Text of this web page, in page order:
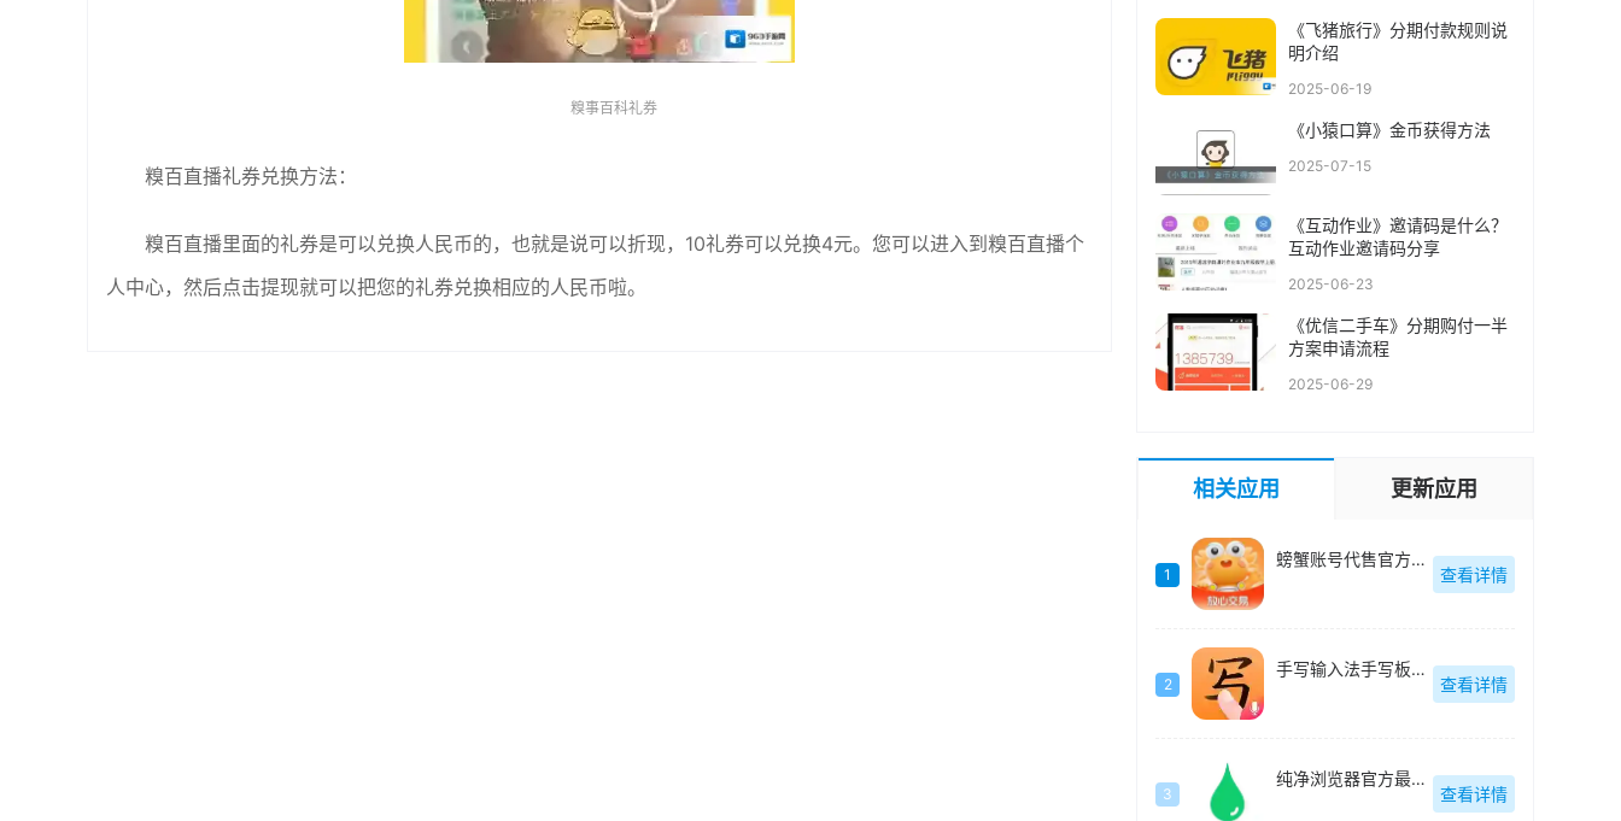
糗事百科礼券
糗百直播礼券兑换方法：
糗百直播里面的礼券是可以兑换人民币的，也就是说可以折现，10礼券可以兑换4元。您可以进入到糗百直播个
人中心，然后点击提现就可以把您的礼券兑换相应的人民币啦。
《飞猪旅行》分期付款规则说
明介绍
2025-06-19
《小猿口算》金币获得方法
2025-07-15
《互动作业》邀请码是什么？
互动作业邀请码分享
2025-06-23
《优信二手车》分期购付一半
方案申请流程
2025-06-29
相关应用 更新应用
1
螃蟹账号代售官方最新版
查看详情
2
手写输入法手写板最新版
查看详情
3
纯净浏览器官方最新版
查看详情